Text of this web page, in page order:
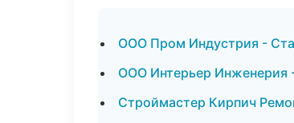
ООО Пром Индустрия -
ООО Интерьер Инженерия
Строймастер Кирпич